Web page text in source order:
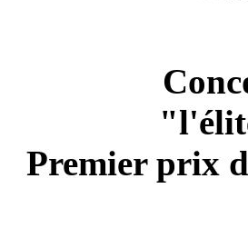
"l'
Premier prix